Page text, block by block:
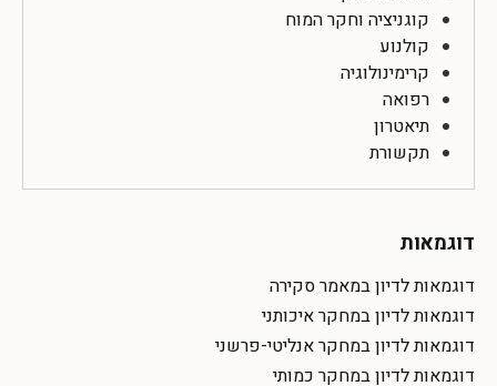
קוגניציה וחקר המוח
קולנוע
קרימינולוגיה
רפואה
תיאטרון
תקשורת
דוגמאות
דוגמאות לדיון במאמר סקירה
דוגמאות לדיון במחקר איכותני
דוגמאות לדיון במחקר אנליטי-פרשני
דוגמאות לדיון במחקר כמותי